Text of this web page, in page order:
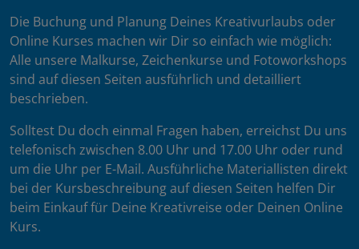
Die Buchung und Planung Deines Kreativurlaubs oder
Online Kurses machen wir Dir so einfach wie möglich:
Alle unsere Malkurse, Zeichenkurse und Fotoworkshops
sind auf diesen Seiten ausführlich und detailliert
beschrieben.
Solltest Du doch einmal Fragen haben, erreichst Du uns
telefonisch zwischen 8.00 Uhr und 17.00 Uhr oder rund
um die Uhr per E-Mail. Ausführliche Materiallisten direkt
bei der Kursbeschreibung auf diesen Seiten helfen Dir
beim Einkauf für Deine Kreativreise oder Deinen Online
Kurs.